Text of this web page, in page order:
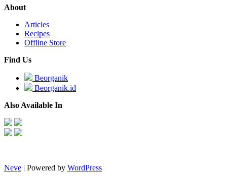
About
Articles
Recipes
Offline Store
Find Us
Beorganik
Beorganik.id
Also Available In
Neve | Powered by WordPress